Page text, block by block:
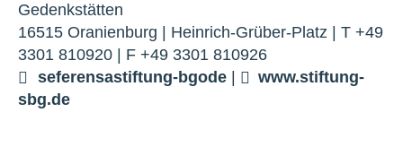
Gedenkstätten
16515 Oranienburg | Heinrich-Grüber-Platz | T +49
3301 810920 | F +49 3301 810926
seferensastiftung-bgode
www.stiftung-
sbg.de